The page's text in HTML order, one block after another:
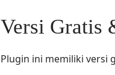
Versi Gratis
Plugin ini memiliki versi